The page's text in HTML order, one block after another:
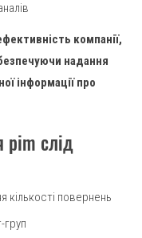
компанії,
надання
інформації про
pim слід
кількості повернень
груп